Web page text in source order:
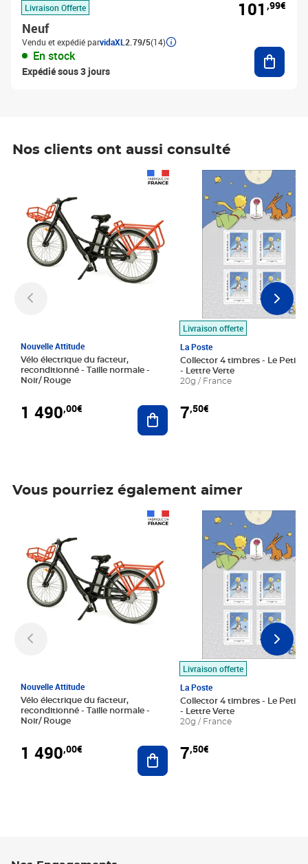
Livraison Offerte
Neuf
Vendu et expédié parvidaXL 2.79/5(14)
En stock
Expédié sous 3 jours
101 ,99€
Nos clients ont aussi consulté
Nouvelle Attitude
Vélo électrique du facteur,
reconditionné - Taille normale -
Noir/ Rouge
1 490,00€ Ajouter au panier
Livraison offerte
La Poste
Collector 4 timbres - Le Petit
- Lettre Verte
20g / France
7,50€
Prix 7,50€
Vous pourriez également aimer
Nouvelle Attitude
Vélo électrique du facteur,
reconditionné - Taille normale -
Noir/ Rouge
1 490,00€ Ajouter au panier
Livraison offerte
La Poste
Collector 4 timbres - Le Petit
- Lettre Verte
20g / France
7,50€
Prix 7,50€